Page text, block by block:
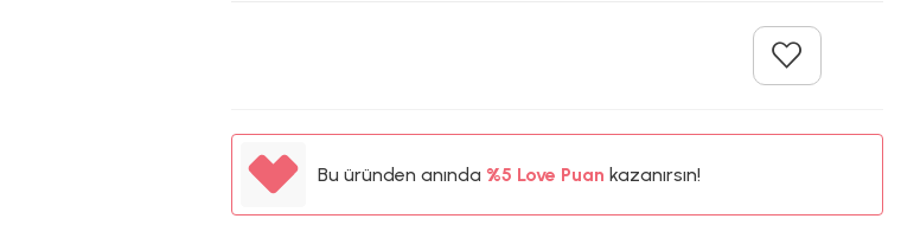
Bu üründen anında 405TLLove Puankazanırsın!